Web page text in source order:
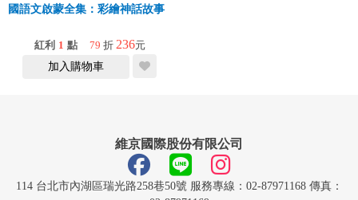
國語文啟蒙全集：彩繪神話故事（2）
紅利 1 點 79 折 236元
加入購物車
維京國際股份有限公司
114 台北市內湖區瑞光路258巷50號 服務專線：02-87971168 傳真：